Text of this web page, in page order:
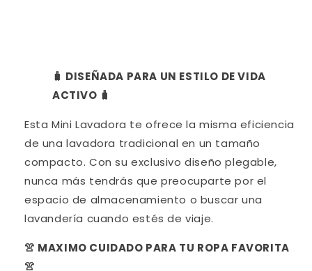
🧳 DISEÑADA PARA UN ESTILO DE VIDA
ACTIVO 🧳
Esta Mini Lavadora te ofrece la misma eficiencia
de una lavadora tradicional en un tamaño
compacto. Con su exclusivo diseño plegable,
nunca más tendrás que preocuparte por el
espacio de almacenamiento o buscar una
lavandería cuando estés de viaje.
👚 MAXIMO CUIDADO PARA TU ROPA FAVORITA
👚